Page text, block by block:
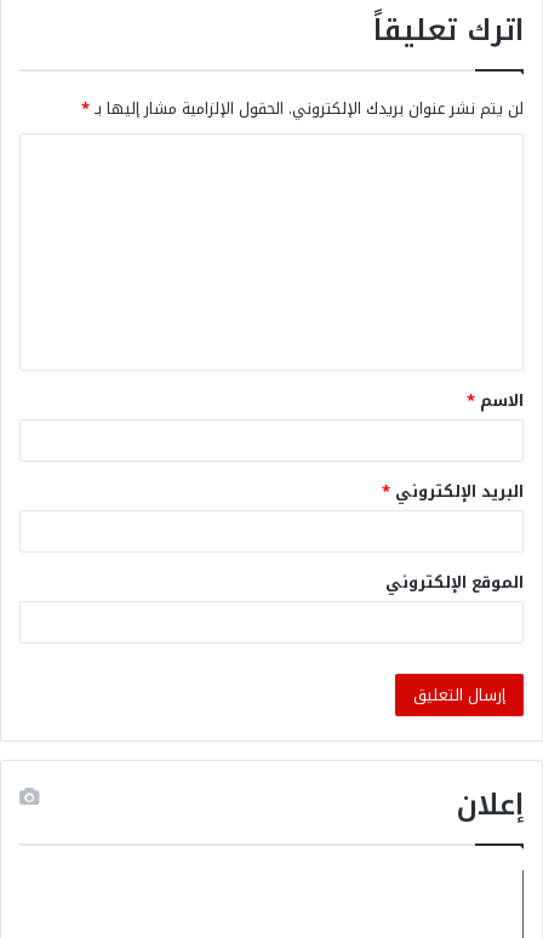
اترك تعليقاً
لن يتم نشر عنوان بريدك الإلكتروني. الحقول الإلزامية مشار إليها بـ*
الاسم *
البريد الإلكتروني *
الموقع الإلكتروني
إعلان